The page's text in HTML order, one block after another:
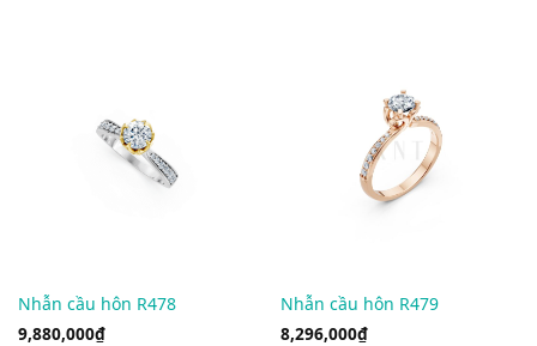
Nhẫn cầu hôn R478
9,880,000₫
Nhẫn cầu hôn R479
8,296,000₫